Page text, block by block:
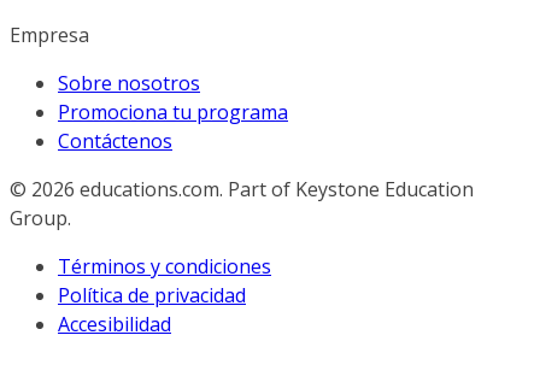
Empresa
Sobre nosotros
Promociona tu programa
Contáctenos
© 2026 educations.com. Part of Keystone Education
Group.
Términos y condiciones
Política de privacidad
Accesibilidad